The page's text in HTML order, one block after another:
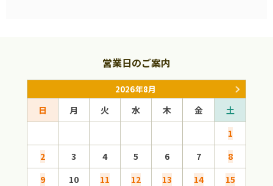
営業日のご案内
2026年8月
日 月 火 水 木 金
土
1
2
3 4 5 6 7
8
9
10 11 12 13 14
15